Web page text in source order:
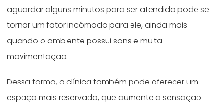
aguardar alguns minutos para ser atendido pode se
tornar um fator incômodo para ele, ainda mais
quando o ambiente possui sons e muita
movimentação.
Dessa forma, a clínica também pode oferecer um
espaço mais reservado, que aumente a sensação